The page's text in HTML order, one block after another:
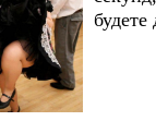
будете